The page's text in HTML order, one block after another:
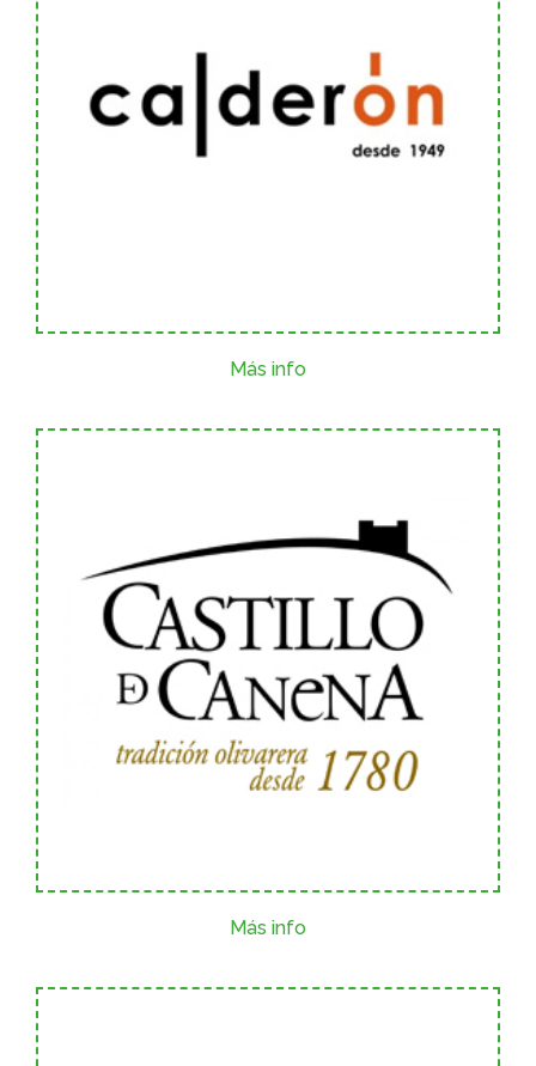
Más info
Más info